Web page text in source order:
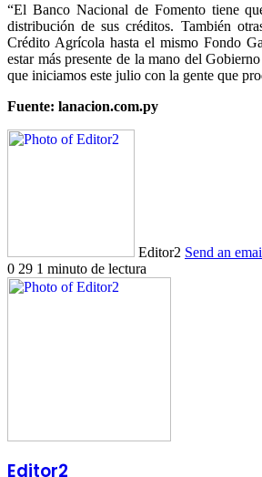
“El Banco Nacional de Fomento tiene
distribución de sus créditos. También
Crédito Agrícola hasta el mismo Fondo
estar más presente de la mano del
que iniciamos este julio con la gente que
Fuente: lanacion.com.py
Editor2 Send an
0 29 1 minuto de lectura
Editor2